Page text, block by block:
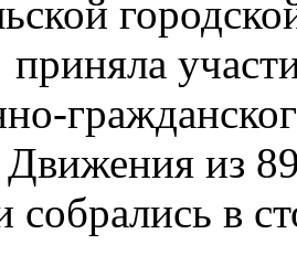
Движения из
собрались в